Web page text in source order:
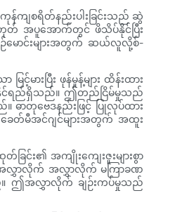
န်ကျစရိတ်နည်းပါးခြင်းသည် ဆွဲ
တ် အပူအောက်တွင် ဖိသိပ်နိုင်ပြီး
မောင်းများအတွက် ဆယ်လူလို့စ်-
မားပြီး ဖုန်မှုန့်များ ထိန်းထား
ကို ခံနိုင်ရည်ရှိသည်။ ဤတည်ငြိမ်မှုသည်
ဓာတုဗေဒနည်းဖြင့် ပြုလုပ်ထား
ခေတ်မီအင်ဂျင်များအတွက် အထူး
ြင်း၏ အကျိုးကျေးဇူးများစွာ
ကို အလွှာလိုက် အလွှာလိုက် မကြာခဏ
ည်။ ဤအလွှာလိုက် ချဉ်းကပ်မှုသည်